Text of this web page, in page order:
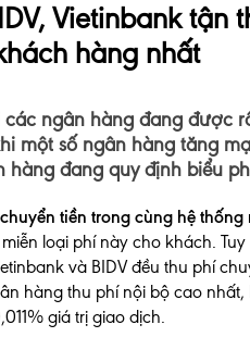
Vietinbank tận
hàng nhất
các ngân hàng đang được
một số ngân hàng tăng
hàng đang quy định biểu
tiền trong cùng hệ thống
loại phí này cho khách.
và BIDV đều thu phí
hàng thu phí nội bộ cao
giá trị giao dịch.